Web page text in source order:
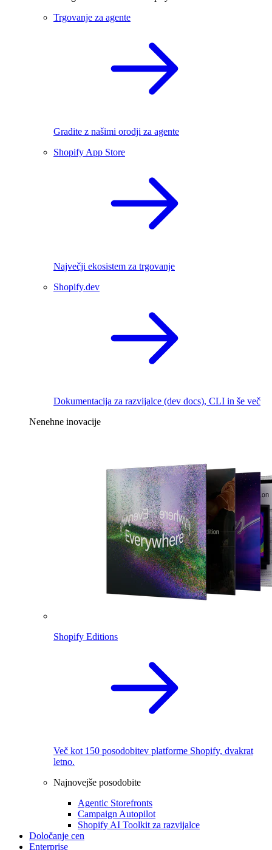
Trgovanje za agente
Gradite z našimi orodji za agente
Shopify App Store
Največji ekosistem za trgovanje
Shopify.dev
Dokumentacija za razvijalce (dev docs), CLI in še več
Nenehne inovacije
Shopify Editions
Več kot 150 posodobitev platforme Shopify, dvakrat
letno.
Najnovejše posodobite
Agentic Storefronts
Campaign Autopilot
Shopify AI Toolkit za razvijalce
Določanje cen
Enterprise